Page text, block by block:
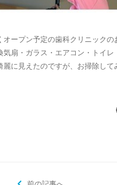
オープン予定の歯科クリニック
気扇・ガラス・エアコン・トイ
麗に見えたのですが、お掃除し